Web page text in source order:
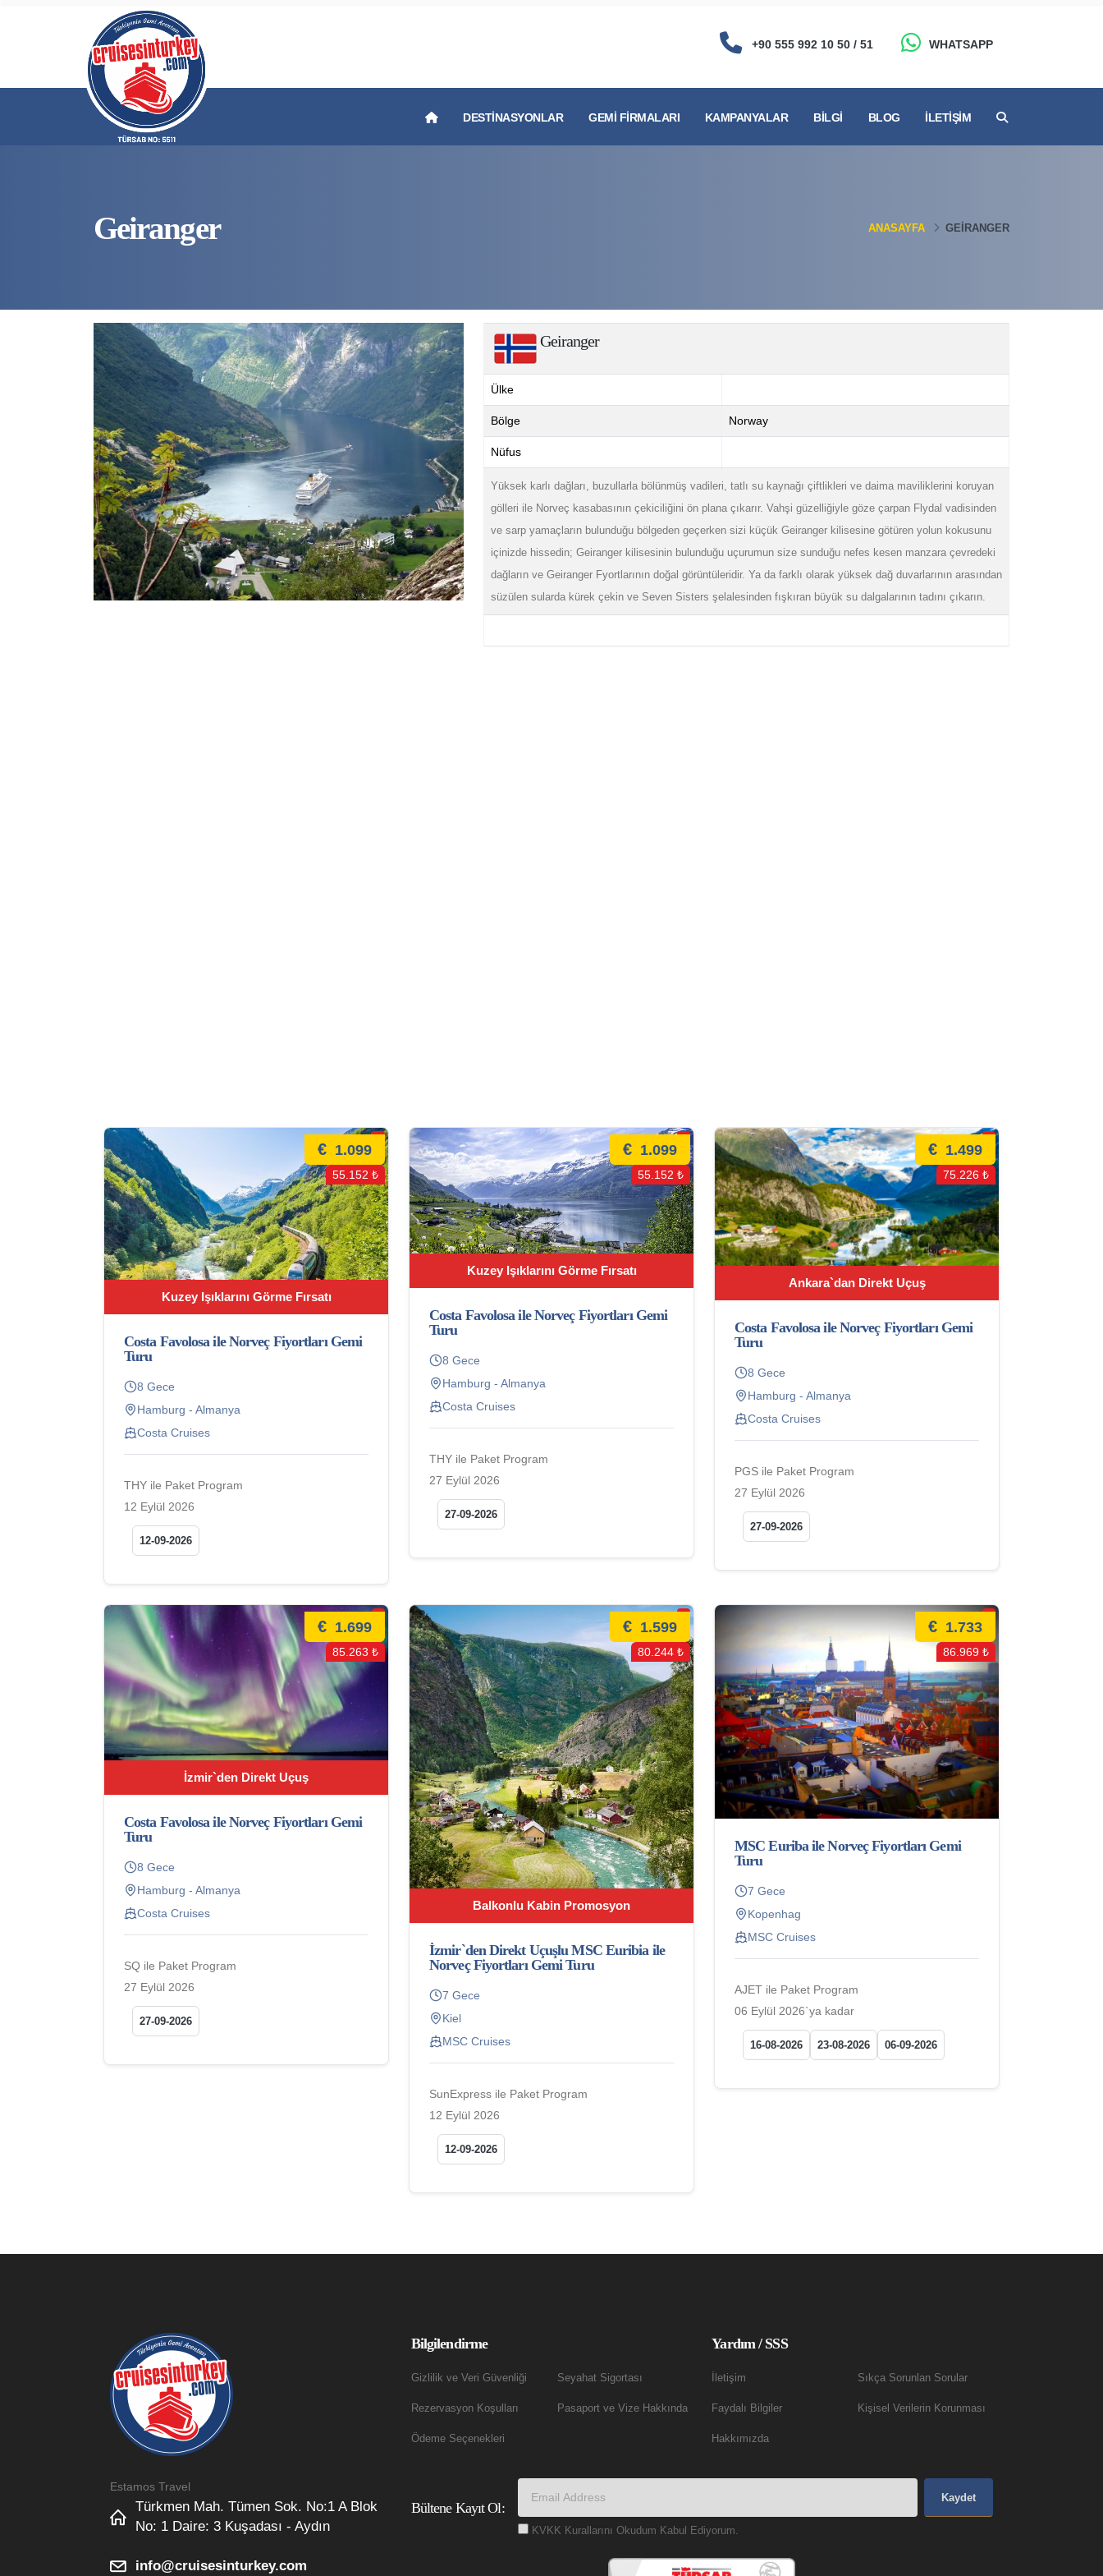
+90 555 992 10 50 / 51 WHATSAPP
DESTINASYONLAR GEMI FIRMALARI KAMPANYALAR BILGI BLOG İLETIŞIM
Geiranger ANASAYFA GEIRANGER
Geiranger
Ülke
Bölge Norway
Nüfus
Yüksek karlı dağları, buzullarla bölünmüş vadileri, tatlı su kaynağı çiftlikleri ve daima maviliklerini koruyan
gölleri ile Norveç kasabasının çekiciliğini ön plana çıkarır. Vahşi güzelliğiyle göze çarpan Flydal vadisinden
ve sarp yamaçların bulunduğu bölgeden geçerken sizi küçük Geiranger kilisesine götüren yolun kokusunu
içinizde hissedin; Geiranger kilisesinin bulunduğu uçurumun size sunduğu nefes kesen manzara çevredeki
dağların ve Geiranger Fyortlarının doğal görüntüleridir. Ya da farklı olarak yüksek dağ duvarlarının arasından
süzülen sularda kürek çekin ve Seven Sisters şelalesinden fışkıran büyük su dalgalarının tadını çıkarın.
Kuzey Işıklarını Görme Fırsatı
€ 1.099
55.152 ₺
Costa Favolosa ile Norveç Fiyortları Gemi
Turu
8 Gece
Hamburg - Almanya
Costa Cruises
THY ile Paket Program
12 Eylül 2026
12-09-2026
Kuzey Işıklarını Görme Fırsatı
€ 1.099
55.152 ₺
Costa Favolosa ile Norveç Fiyortları Gemi
Turu
8 Gece
Hamburg - Almanya
Costa Cruises
THY ile Paket Program
27 Eylül 2026
27-09-2026
Ankara`dan Direkt Uçuş
€ 1.499
75.226 ₺
Costa Favolosa ile Norveç Fiyortları Gemi
Turu
8 Gece
Hamburg - Almanya
Costa Cruises
PGS ile Paket Program
27 Eylül 2026
27-09-2026
İzmir`den Direkt Uçuş
€ 1.699
85.263 ₺
Costa Favolosa ile Norveç Fiyortları Gemi
Turu
8 Gece
Hamburg - Almanya
Costa Cruises
SQ ile Paket Program
27 Eylül 2026
27-09-2026
Balkonlu Kabin Promosyon
€ 1.599
80.244 ₺
İzmir`den Direkt Uçuşlu MSC Euribia ile
Norveç Fiyortları Gemi Turu
7 Gece
Kiel
MSC Cruises
SunExpress ile Paket Program
12 Eylül 2026
12-09-2026
€ 1.733
86.969 ₺
MSC Euriba ile Norveç Fiyortları Gemi
Turu
7 Gece
Kopenhag
MSC Cruises
AJET ile Paket Program
06 Eylül 2026`ya kadar
16-08-2026 23-08-2026 06-09-2026
Estamos Travel
Türkmen Mah. Tümen Sok. No:1 A Blok
No: 1 Daire: 3 Kuşadası - Aydın
info@cruisesinturkey.com
Bilgilendirme
Gizlilik ve Veri Güvenliği
Rezervasyon Koşulları
Ödeme Seçenekleri
Seyahat Sigortası
Pasaport ve Vize Hakkında
Yardım / SSS
İletişim
Faydalı Bilgiler
Hakkımızda
Sıkça Sorunlan Sorular
Kişisel Verilerin Korunması
Bültene Kayıt Ol:
Kaydet
KVKK Kurallarını Okudum Kabul Ediyorum.